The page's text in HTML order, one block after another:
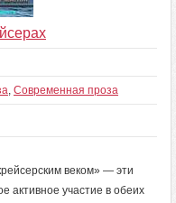
, Современная проза
веком» — эти
активное участие в обеих